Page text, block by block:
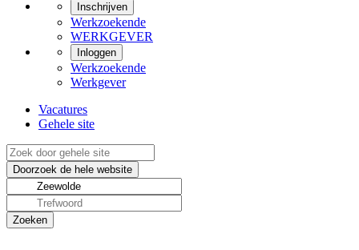
Inschrijven
Werkzoekende
WERKGEVER
Inloggen
Werkzoekende
Werkgever
Vacatures
Gehele site